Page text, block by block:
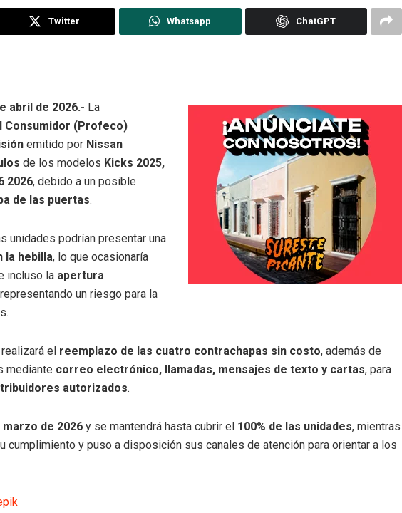
Twitter Whatsapp ChatGPT
abril de 2026.- La
Consumidor (Profeco)
emitido por Nissan
de los modelos Kicks 2025,
2026, debido a un posible
de las puertas.
unidades podrían presentar una
la hebilla, lo que ocasionaría
incluso la apertura
un riesgo para la
el reemplazo de las cuatro contrachapas sin costo, además de
mediante correo electrónico, llamadas, mensajes de texto y cartas, para
autorizados.
marzo de 2026 y se mantendrá hasta cubrir el 100% de las unidades, mientras
cumplimiento y puso a disposición sus canales de atención para orientar a los